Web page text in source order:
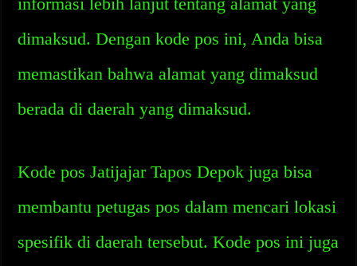
dimaksud. Dengan kode pos ini, Anda bisa
memastikan bahwa alamat yang dimaksud
berada di daerah yang dimaksud.
Kode pos Jatijajar Tapos Depok juga bisa
membantu petugas pos dalam mencari lokasi
spesifik di daerah tersebut. Kode pos ini juga